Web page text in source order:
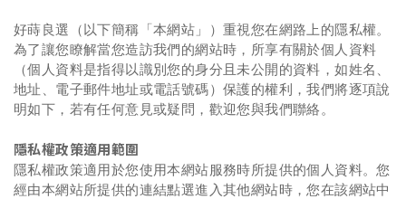
好蒔良選（以下簡稱「本網站」）重視您在網路上的隱私權。
為了讓您瞭解當您造訪我們的網站時，所享有關於個人資料
（個人資料是指得以識別您的身分且未公開的資料，如姓名、
地址、電子郵件地址或電話號碼）保護的權利，我們將逐項說
明如下，若有任何意見或疑問，歡迎您與我們聯絡。
隱私權政策適用範圍
隱私權政策適用於您使用本網站服務時所提供的個人資料。您
經由本網站所提供的連結點選進入其他網站時，您在該網站中